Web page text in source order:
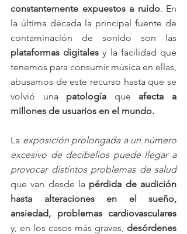
constantemente expuestos a ruido. En
la última década la principal fuente de
plataformas digitales y la facilidad que
tenemos para consumir música en ellas,
abusamos de este recurso hasta que se
volvió una patología que afecta a
millones de usuarios en el mundo.
La exposición prolongada a un número
excesivo de decibelios puede llegar a
provocar distintos problemas de salud
que van desde la pérdida de audición
hasta alteraciones en el sueño,
y, en los casos más graves, desórdenes